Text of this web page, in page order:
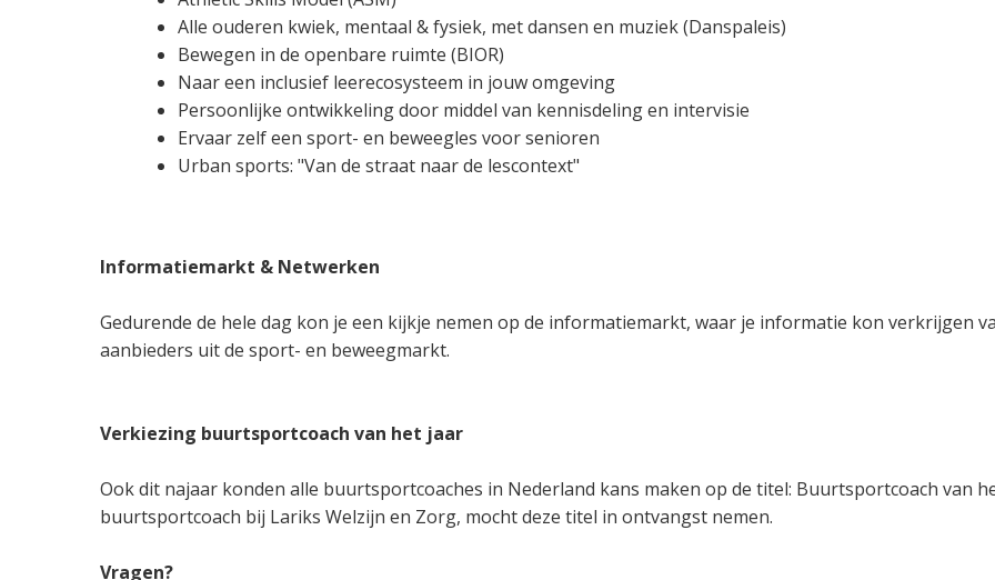
Alle ouderen kwiek, mentaal & fysiek, met dansen en muziek (Danspaleis)
Bewegen in de openbare ruimte (BIOR)
Naar een inclusief leerecosysteem in jouw omgeving
Persoonlijke ontwikkeling door middel van kennisdeling en intervisie
Ervaar zelf een sport- en beweegles voor senioren
Urban sports: "Van de straat naar de lescontext"
Informatiemarkt & Netwerken
Gedurende de hele dag kon je een kijkje nemen op de informatiemarkt, waar je informatie kon verkrijgen
aanbieders uit de sport- en beweegmarkt.
Verkiezing buurtsportcoach van het jaar
Ook dit najaar konden alle buurtsportcoaches in Nederland kans maken op de titel: Buurtsportcoach van
buurtsportcoach bij Lariks Welzijn en Zorg, mocht deze titel in ontvangst nemen.
Vragen?